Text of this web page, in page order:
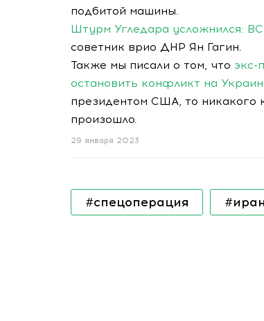
подбитой машины.
Штурм Угледара усложнился:
советник врио ДНР Ян Гагин.
Также мы писали о том, что экс-
остановить конфликт на
президентом США, то никакого
произошло.
29 января 2023
#спецоперация #иран